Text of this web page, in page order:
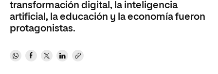
transformación digital, la inteligencia
artificial, la educación y la economía fueron
protagonistas.